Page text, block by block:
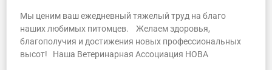
Мы ценим ваш ежедневный тяжелый труд на благо
наших любимых питомцев. Желаем здоровья,
благополучия и достижения новых профессиональных
высот! Наша Ветеринарная Ассоциация НОВА